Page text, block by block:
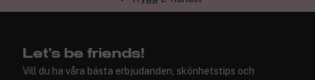
Let's be friends!
Vill du ha våra bästa erbjudanden, skönhetstips och